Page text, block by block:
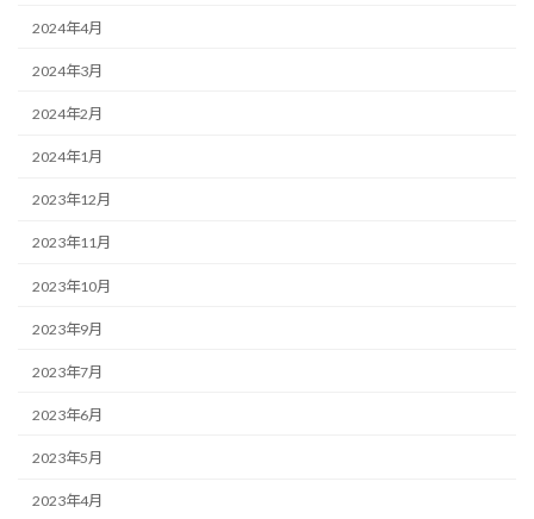
2024年4月
2024年3月
2024年2月
2024年1月
2023年12月
2023年11月
2023年10月
2023年9月
2023年7月
2023年6月
2023年5月
2023年4月